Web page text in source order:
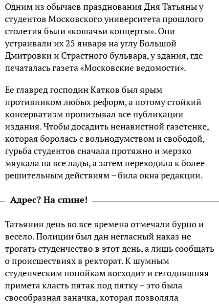
Одним из обычаев празднования Дня Татьяны у
студентов Московского университета прошлого
столетия были «кошачьи концерты». Они
устраивали их 25 января на углу Большой
Дмитровки и Страстного бульвара, у здания, где
печаталась газета «Московские ведомости».
Ее главред господин Катков был ярым
противником любых реформ, а потому стойкий
консерватизм пропитывал все публикации
издания. Чтобы досадить ненавистной газетенке,
которая боролась с вольнодумством и свободой,
гурьба студентов сначала протяжно и мерзко
мяукала на все лады, а затем переходила к более
решительным действиям – била окна редакции.
Адрес? На спине!
Татьянин день во все времена отмечали бурно и
весело. Полиции был дан негласный наказ не
трогать студенчество в этот день, а лишь сообщать
о происшествиях в ректорат. К шумным
студенческим попойкам восходит и сегодняшняя
примета класть пятак под пятку – это была
своеобразная заначка, которая позволяла